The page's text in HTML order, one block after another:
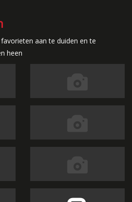
aan te duiden en te
heen